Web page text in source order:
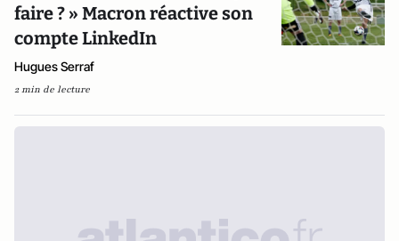
faire ? » Macron réactive son
compte LinkedIn
Hugues Serraf
2 min de lecture